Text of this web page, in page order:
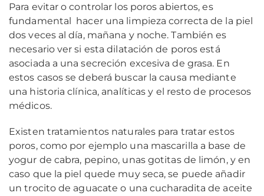
Para evitar o controlar los poros abiertos, es
fundamental hacer una limpieza correcta de la piel
dos veces al día, mañana y noche. También es
necesario ver si esta dilatación de poros está
asociada a una secreción excesiva de grasa. En
estos casos se deberá buscar la causa mediante
una historia clínica, analíticas y el resto de procesos
médicos.
Existen tratamientos naturales para tratar estos
poros, como por ejemplo una mascarilla a base de
yogur de cabra, pepino, unas gotitas de limón, y en
caso que la piel quede muy seca, se puede añadir
un trocito de aguacate o una cucharadita de aceite